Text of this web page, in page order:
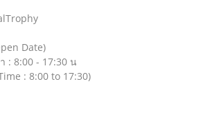
Date)
: 8:00 - 17:30 น
: 8:00 to 17:30)